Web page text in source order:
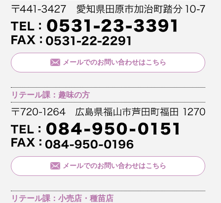
メールでのお問い合わせはこちら
リテール課：趣味の方
メールでのお問い合わせはこちら
リテール課：小売店・種苗店